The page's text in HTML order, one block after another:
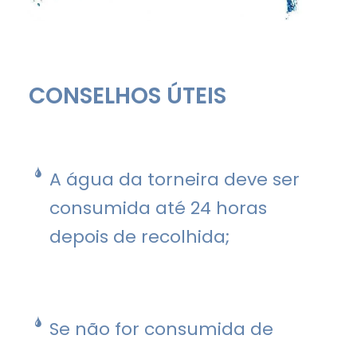
CONSELHOS ÚTEIS
A água da torneira deve ser
consumida até 24 horas
depois de recolhida;
Se não for consumida de